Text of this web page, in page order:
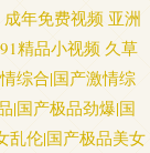
成年免费视频 亚洲
91精品小视频 久草
综合|国产激情综
|国产极品劲爆|国
乱伦|国产极品美女